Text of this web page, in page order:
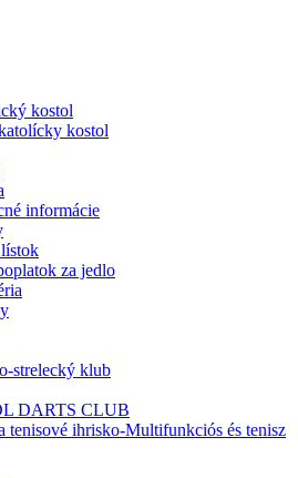
kostol
kostol
informácie
za jedlo
strelecký klub
DARTS CLUB
tenisové ihrisko-Multifunkciós és tenisz